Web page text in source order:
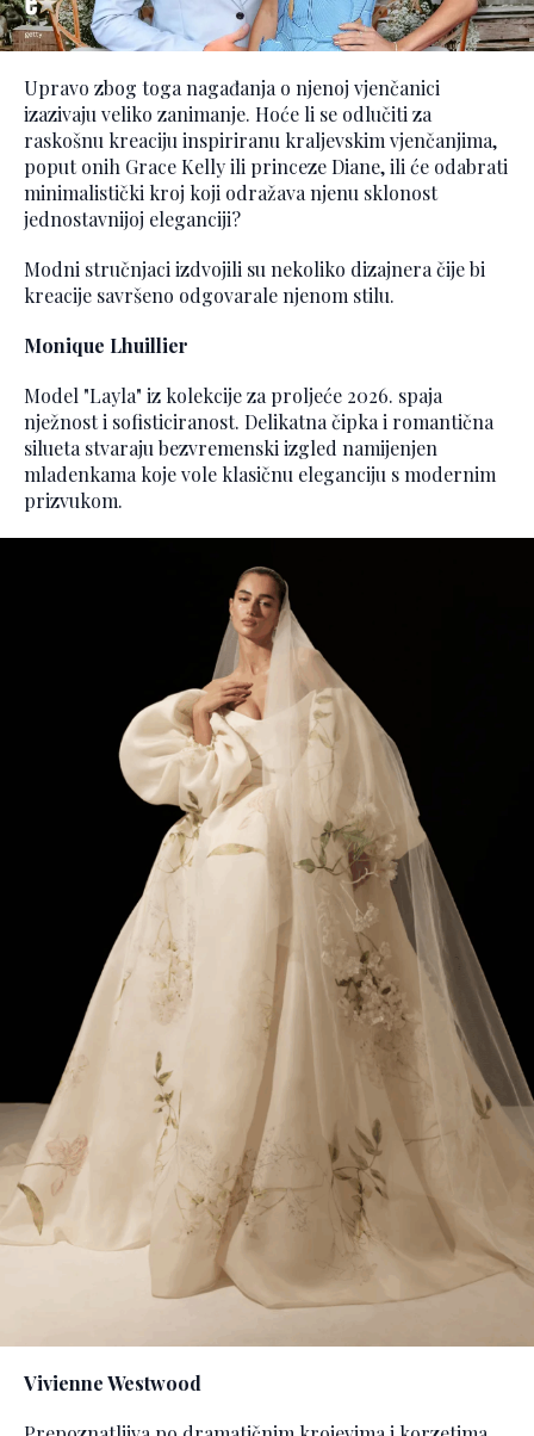
Upravo zbog toga nagađanja o njenoj vjenčanici
izazivaju veliko zanimanje. Hoće li se odlučiti za
raskošnu kreaciju inspiriranu kraljevskim vjenčanjima,
poput onih Grace Kelly ili princeze Diane, ili će odabrati
minimalistički kroj koji odražava njenu sklonost
jednostavnijoj eleganciji?
Modni stručnjaci izdvojili su nekoliko dizajnera čije bi
kreacije savršeno odgovarale njenom stilu.
Monique Lhuillier
Model "Layla" iz kolekcije za proljeće 2026. spaja
nježnost i sofisticiranost. Delikatna čipka i romantična
silueta stvaraju bezvremenski izgled namijenjen
mladenkama koje vole klasičnu eleganciju s modernim
prizvukom.
Vivienne Westwood